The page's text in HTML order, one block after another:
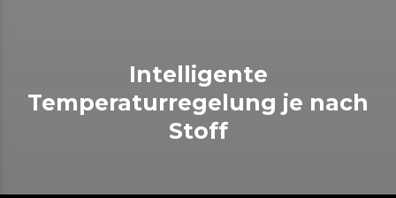
Intelligente
Temperaturregelung je nach
Stoff